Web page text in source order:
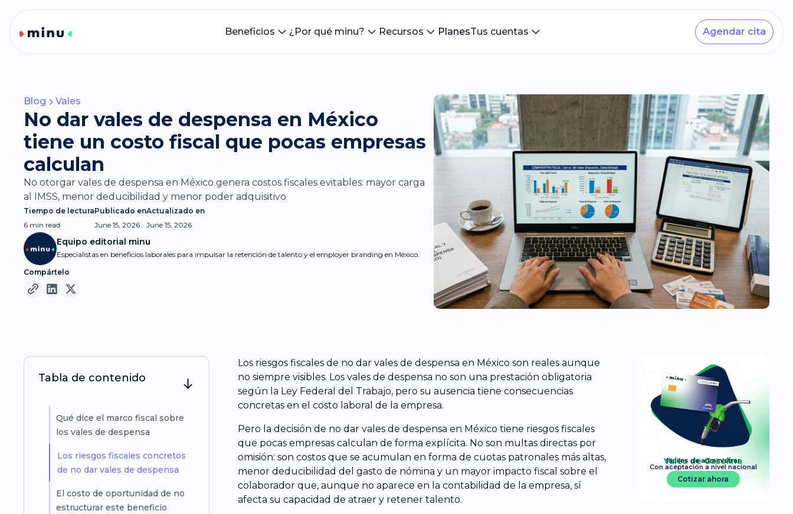
Beneficios ¿Por qué minu? Recursos PlanesTus cuentas Agendar cita
Blog Vales
No dar vales de despensa en México
tiene un costo fiscal que pocas empresas
calculan
No otorgar vales de despensa en México genera costos fiscales evitables: mayor carga
al IMSS, menor deducibilidad y menor poder adquisitivo
Tiempo de lectura
6 min read
Publicado en
June 15, 2026
Actualizado en
June 15, 2026
Equipo editorial minu
Especialistas en beneficios laborales para impulsar la retención de talento y el employer branding en México.
Compártelo
Tabla de contenido
Qué dice el marco fiscal sobre
los vales de despensa
Los riesgos fiscales concretos
de no dar vales de despensa
El costo de oportunidad de no
estructurar este beneficio
Los riesgos fiscales de no dar vales de despensa en México son reales aunque
no siempre visibles. Los vales de despensa no son una prestación obligatoria
según la Ley Federal del Trabajo, pero su ausencia tiene consecuencias
concretas en el costo laboral de la empresa.
Pero la decisión de no dar vales de despensa en México tiene riesgos fiscales
que pocas empresas calculan de forma explícita. No son multas directas por
omisión: son costos que se acumulan en forma de cuotas patronales más altas,
menor deducibilidad del gasto de nómina y un mayor impacto fiscal sobre el
colaborador que, aunque no aparece en la contabilidad de la empresa, sí
afecta su capacidad de atraer y retener talento.
Vales de Gasolina
fáciles de administrar
Con aceptación a nivel nacional
Cotizar ahora